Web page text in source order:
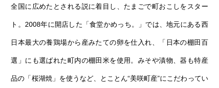
全国に広めたとされる説に着目し、たまごで町おこしをスター
ト。2008年に開店した「食堂かめっち。」では、地元にある西
日本最大の養鶏場から産みたての卵を仕入れ、「日本の棚田百
選」にも選ばれた町内の棚田米を使用。みそや漬物、器も特産
品の「桜湖焼」を使うなど、とことん“美咲町産”にこだわってい